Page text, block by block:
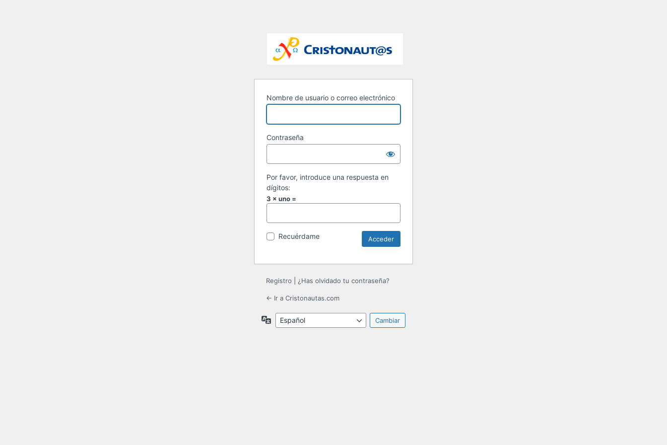
Nombre de usuario o correo electrónico
Contraseña
Por favor, introduce una respuesta en
dígitos:
3 × uno =
Recuérdame
Registro ¿Has olvidado tu contraseña?
← Ir a Cristonautas.com
Idioma